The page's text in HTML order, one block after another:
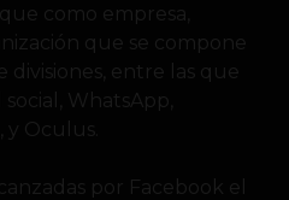
como empresa,
que se compone
divisiones, entre las que
WhatsApp,
Oculus.
por Facebook el